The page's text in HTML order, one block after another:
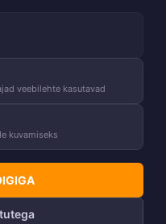
veebilehte kasutavad
kuvamiseks